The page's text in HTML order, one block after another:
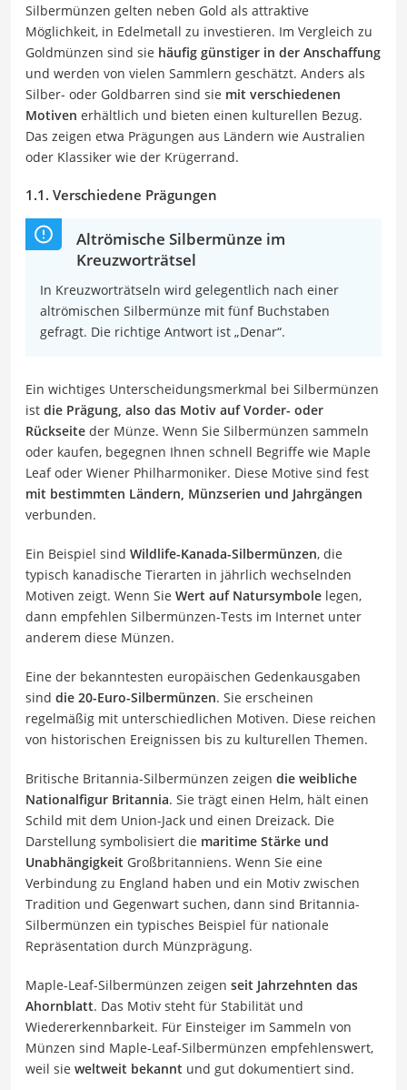
Silbermünzen gelten neben Gold als attraktive
Möglichkeit, in Edelmetall zu investieren. Im Vergleich zu
Goldmünzen sind sie häufig günstiger in der Anschaffung
und werden von vielen Sammlern geschätzt. Anders als
Silber- oder Goldbarren sind sie mit verschiedenen
Motiven erhältlich und bieten einen kulturellen Bezug.
Das zeigen etwa Prägungen aus Ländern wie Australien
oder Klassiker wie der Krügerrand.
1.1. Verschiedene Prägungen
Altrömische Silbermünze im
Kreuzworträtsel
In Kreuzworträtseln wird gelegentlich nach einer
altrömischen Silbermünze mit fünf Buchstaben
gefragt. Die richtige Antwort ist „Denar“.
Ein wichtiges Unterscheidungsmerkmal bei Silbermünzen
ist die Prägung, also das Motiv auf Vorder- oder
Rückseite der Münze. Wenn Sie Silbermünzen sammeln
oder kaufen, begegnen Ihnen schnell Begriffe wie Maple
Leaf oder Wiener Philharmoniker. Diese Motive sind fest
mit bestimmten Ländern, Münzserien und Jahrgängen
verbunden.
Ein Beispiel sind Wildlife-Kanada-Silbermünzen, die
typisch kanadische Tierarten in jährlich wechselnden
Motiven zeigt. Wenn Sie Wert auf Natursymbole legen,
dann empfehlen Silbermünzen-Tests im Internet unter
anderem diese Münzen.
Eine der bekanntesten europäischen Gedenkausgaben
sind die 20-Euro-Silbermünzen. Sie erscheinen
regelmäßig mit unterschiedlichen Motiven. Diese reichen
von historischen Ereignissen bis zu kulturellen Themen.
Britische Britannia-Silbermünzen zeigen die weibliche
Nationalfigur Britannia. Sie trägt einen Helm, hält einen
Schild mit dem Union-Jack und einen Dreizack. Die
Darstellung symbolisiert die maritime Stärke und
Unabhängigkeit Großbritanniens. Wenn Sie eine
Verbindung zu England haben und ein Motiv zwischen
Tradition und Gegenwart suchen, dann sind Britannia-
Silbermünzen ein typisches Beispiel für nationale
Repräsentation durch Münzprägung.
Maple-Leaf-Silbermünzen zeigen seit Jahrzehnten das
Ahornblatt. Das Motiv steht für Stabilität und
Wiedererkennbarkeit. Für Einsteiger im Sammeln von
Münzen sind Maple-Leaf-Silbermünzen empfehlenswert,
weil sie weltweit bekannt und gut dokumentiert sind.